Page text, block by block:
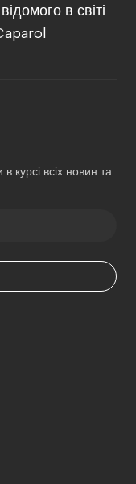
в світі
курсі всіх новин та